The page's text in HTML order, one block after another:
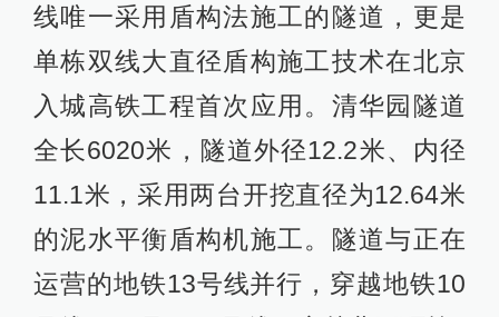
线唯一采用盾构法施工的隧道，更是
单栋双线大直径盾构施工技术在北京
入城高铁工程首次应用。清华园隧道
全长6020米，隧道外径12.2米、内径
11.1米，采用两台开挖直径为12.64米
的泥水平衡盾构机施工。隧道与正在
运营的地铁13号线并行，穿越地铁10